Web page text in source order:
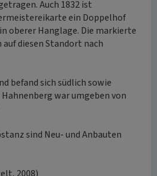
Auch 1832 ist
ein Doppelhof
oberer Hanglage. Die markierte
diesen Standort nach
befand sich südlich sowie
war umgeben von
sind Neu- und Anbauten